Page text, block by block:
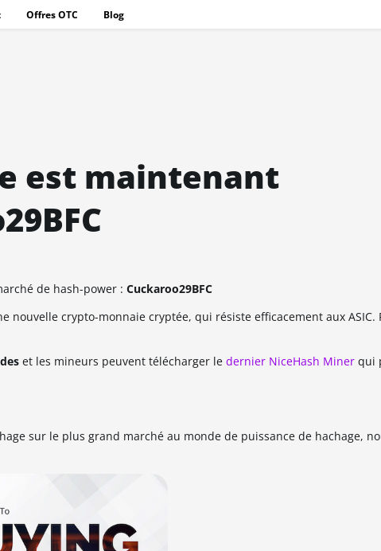
Offres OTC Blog
est maintenant
de hash-power : Cuckaroo29BFC
nouvelle crypto-monnaie cryptée, qui résiste efficacement aux ASIC.
et les mineurs peuvent télécharger le dernier NiceHash Miner qui
sur le plus grand marché au monde de puissance de hachage,